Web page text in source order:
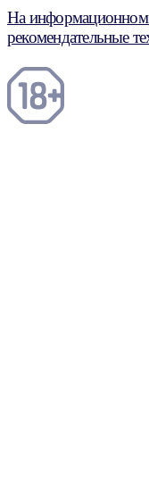
На информационном
рекомендательные